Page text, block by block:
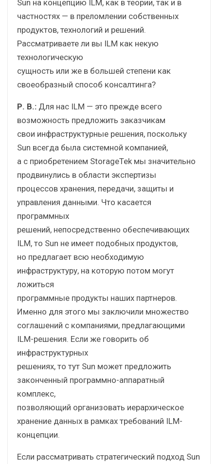
Sun на концепцию ILM, как в теории, так и в
частностях — в преломлении собственных
продуктов, технологий и решений.
Рассматриваете ли вы ILM как некую
технологическую
сущность или же в большей степени как
своеобразный способ консалтинга?
Р. В.: Для нас ILM — это прежде всего
возможность предложить заказчикам
свои инфраструктурные решения, поскольку
Sun всегда была системной компанией,
а с приобретением StorageTek мы значительно
продвинулись в области экспертизы
процессов хранения, передачи, защиты и
управления данными. Что касается
программных
решений, непосредственно обеспечивающих
ILM, то Sun не имеет подобных продуктов,
но предлагает всю необходимую
инфраструктуру, на которую потом могут
ложиться
программные продукты наших партнеров.
Именно для этого мы заключили множество
соглашений с компаниями, предлагающими
ILM-решения. Если же говорить об
инфраструктурных
решениях, то тут Sun может предложить
законченный программно-аппаратный
комплекс,
позволяющий организовать иерархическое
хранение данных в рамках требований ILM-
концепции.
Если рассматривать стратегический подход Sun